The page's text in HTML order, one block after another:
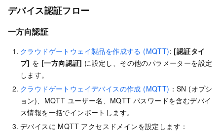
デバイス認証フロー
一方向認証
クラウドゲートウェイ製品を作成する (MQTT): [認証タイ
プ] を [一方向認証] に設定し、その他のパラメーターを設定
します。
クラウドゲートウェイデバイスの作成 (MQTT) ：SN (オプシ
ョン)、MQTT ユーザー名、MQTT パスワードを含むデバイ
ス情報を一括でインポートします。
デバイスに MQTT アクセスドメインを設定します：